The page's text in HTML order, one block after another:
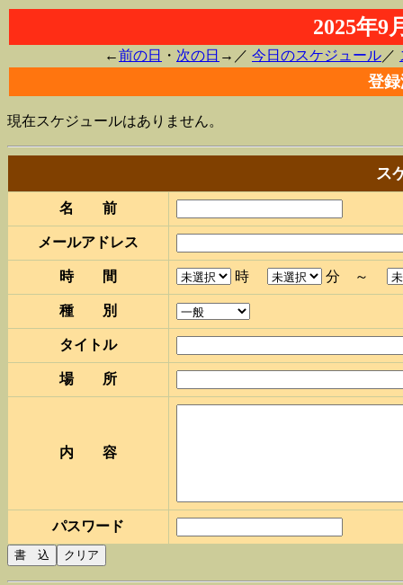
2025年
←前の日 ・ 次の日 →／ 今日のスケジュール ／
登
現在スケジュールはありません。
ス
名 前
メールアドレス
時 間 時 分 ～
種 別
タイトル
場 所
内 容
パスワード